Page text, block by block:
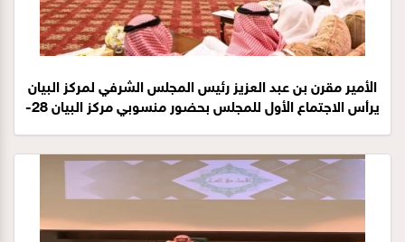
الأمير مقرن بن عبد العزيز رئيس المجلس الشرفي لمركز البيان
يرأس الاجتماع الأول للمجلس بحضور منسوبي مركز البيان 28-